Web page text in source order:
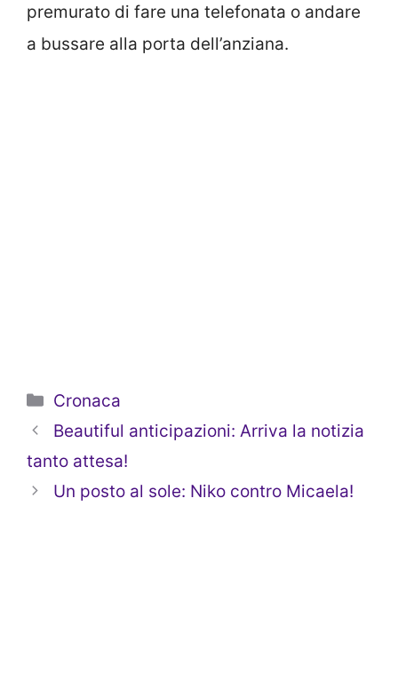
premurato di fare una telefonata o andare
a bussare alla porta dell’anziana.
Categorie
Cronaca
Beautiful anticipazioni: Arriva la notizia
tanto attesa!
Un posto al sole: Niko contro Micaela!